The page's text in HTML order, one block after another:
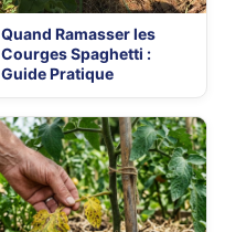
Quand Ramasser les
Courges Spaghetti :
Guide Pratique